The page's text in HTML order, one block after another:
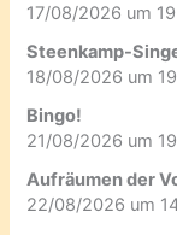
17/08/2026 um
Steenkamp-
18/08/2026 um
Bingo!
21/08/2026 um
Aufräumen der
22/08/2026 um